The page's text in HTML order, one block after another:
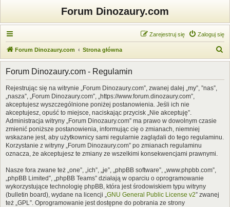
Forum Dinozaury.com
Zaloguj się
Zarejestruj się
Forum Dinozaury.com Strona główna
z
Forum Dinozaury.com - Regulamin
Rejestrując się na witrynie „Forum Dinozaury.com”, zwanej dalej „my”, ”nas”,
„nasza”, „Forum Dinozaury.com”, „https://www.forum.dinozaury.com”,
akceptujesz wyszczególnione poniżej postanowienia. Jeśli ich nie
akceptujesz, opuść to miejsce, naciskając przycisk „Nie akceptuję”.
Administracja witryny „Forum Dinozaury.com” ma prawo w dowolnym czasie
zmienić poniższe postanowienia, informując cię o zmianach, niemniej
wskazane jest, aby użytkownicy sami regularnie zaglądali do tego regulaminu.
Korzystanie z witryny „Forum Dinozaury.com” po zmianach regulaminu
oznacza, że akceptujesz te zmiany ze wszelkimi konsekwencjami prawnymi.
Nasze fora zwane też „one”, „ich”, „je”, „phpBB software”, „www.phpbb.com”,
„phpBB Limited”, „phpBB Teams” działają w oparciu o oprogramowanie
wykorzystujące technologię phpBB, która jest środowiskiem typu witryny
(bulletin board), wydane na licencji „GNU General Public License v2” zwanej
też „GPL”. Oprogramowanie jest dostępne do pobrania ze strony